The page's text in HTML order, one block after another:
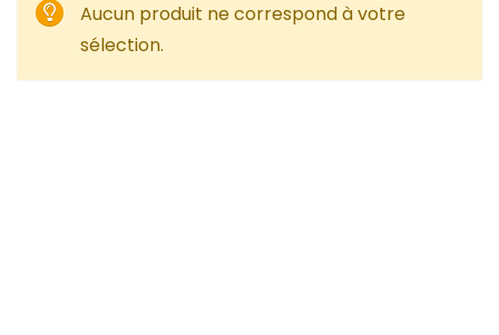
Aucun produit ne correspond à votre
sélection.